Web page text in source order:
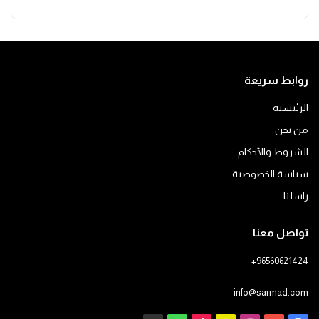
روابط سريعة
الرئيسية
من نحن
الشروط والأحكام
سياسة الخصوصية
راسلنا
تواصل معنا
+96560621424
info@sarmad.com